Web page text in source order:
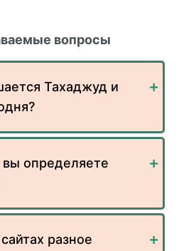
вопросы
Тахаджуд и
определяете
разное